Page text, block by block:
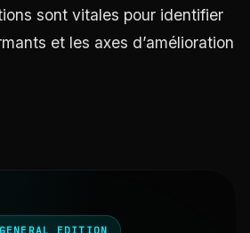
sont vitales pour identifier
et les axes d’amélioration